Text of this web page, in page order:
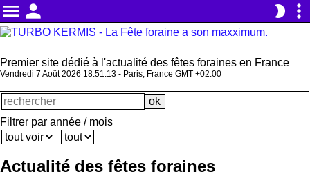
menu person brightness_2 more_vert
Premier site dédié à l'actualité des fêtes foraines en France
Vendredi 7 Août 2026 18:51:14 - Paris, France GMT +02:00
Filtrer par année / mois
Actualité des fêtes foraines